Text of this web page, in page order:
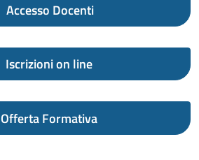
Accesso Docenti
Iscrizioni on line
Offerta Formativa